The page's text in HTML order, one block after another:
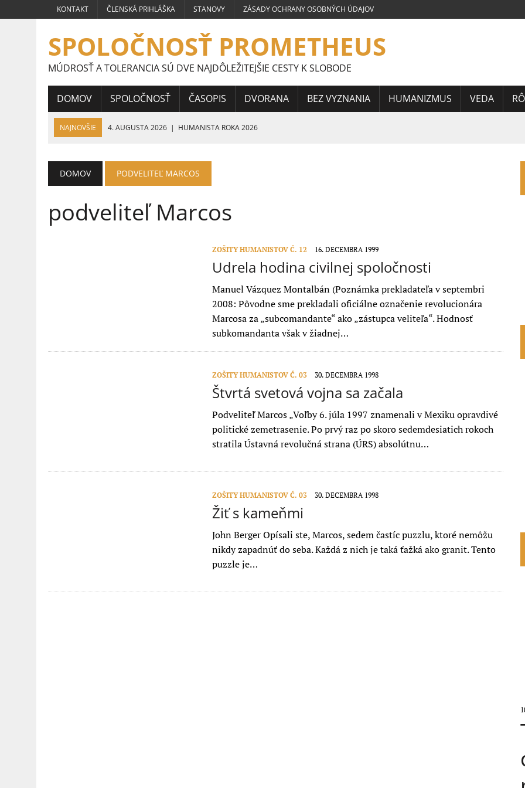
KONTAKT ČLENSKÁ PRIHLÁŠKA STANOVY ZÁSADY OCHRANY OSOBNÝCH ÚDAJOV
SPOLOČNOSŤ PROMETHEUS
MÚDROSŤ A TOLERANCIA SÚ DVE NAJDÔLEŽITEJŠIE CESTY K SLOBODE
DOMOV SPOLOČNOSŤ ČASOPIS DVORANA BEZ VYZNANIA HUMANIZMUS VEDA
NAJNOVŠIE 4. AUGUSTA 2026 | HUMANISTA ROKA 2026
16. JÚLA 2026 | VÍŤAZNÉ PRÁCE ŠTUDENTOV STREDNÝCH ŠKÔL CELOSLOVENSKEJ SÚŤAŽE ESEJÍ JÁNA HORÁRIKA 2026 – 3.
9. JÚLA 2026
VÍŤAZNÉ PRÁCE ŠTUDENTOV STREDNÝCH ŠKÔL CELOSLOVENSKEJ SÚŤAŽE ESEJÍ JÁNA HORÁRIKA 2026 – 2.
DOMOV PODVELITEĽ MARCOS
podveliteľ Marcos
ZOŠITY HUMANISTOV Č. 12 16. DECEMBRA 1999
Udrela hodina civilnej spoločnosti
Manuel Vázquez Montalbán (Poznámka prekladateľa v septembri
2008: Pôvodne sme prekladali oficiálne označenie revolucionára
Marcosa za „subcomandante“ ako „zástupca veliteľa“. Hodnosť
subkomandanta však v žiadnej…
ZOŠITY HUMANISTOV Č. 03 30. DECEMBRA 1998
Štvrtá svetová vojna sa začala
Podveliteľ Marcos „Voľby 6. júla 1997 znamenali v Mexiku opravdivé
politické zemetrasenie. Po prvý raz po skoro sedemdesiatich rokoch
stratila Ústavná revolučná strana (ÚRS) absolútnu…
ZOŠITY HUMANISTOV Č. 03 30. DECEMBRA 1998
Žiť s kameňmi
John Berger Opísali ste, Marcos, sedem častíc puzzlu, ktoré nemôžu
nikdy zapadnúť do seba. Každá z nich je taká ťažká ako granit. Tento
puzzle je…